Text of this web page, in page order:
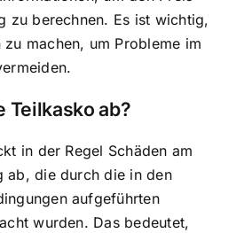
zu berechnen. Es ist wichtig,
machen, um Probleme im
Teilkasko ab?
in der Regel Schäden am
ab, die durch die in den
aufgeführten
wurden. Das bedeutet,